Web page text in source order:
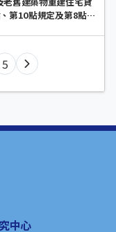
第10點規定及第8點附
5
中心